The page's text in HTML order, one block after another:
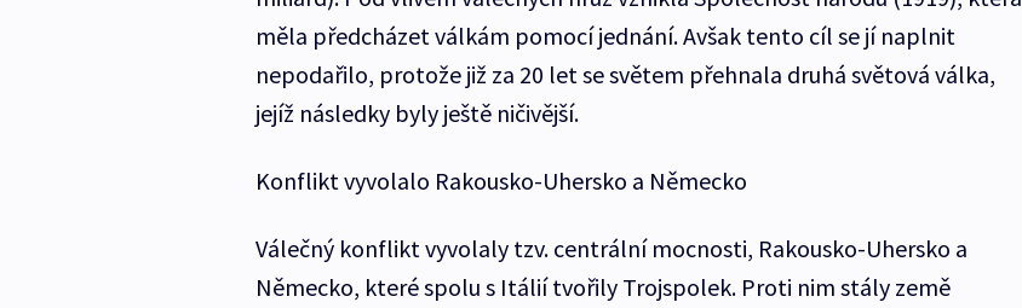
měla předcházet válkám pomocí jednání. Avšak tento cíl se jí naplnit
nepodařilo, protože již za 20 let se světem přehnala druhá světová válka,
jejíž následky byly ještě ničivější.
Konflikt vyvolalo Rakousko-Uhersko a Německo
Válečný konflikt vyvolaly tzv. centrální mocnosti, Rakousko-Uhersko a
Německo, které spolu s Itálií tvořily Trojspolek. Proti nim stály země